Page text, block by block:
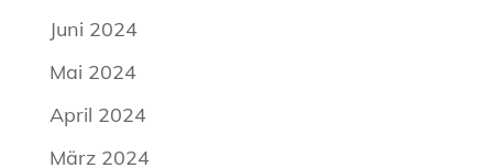
Juni 2024
Mai 2024
April 2024
März 2024